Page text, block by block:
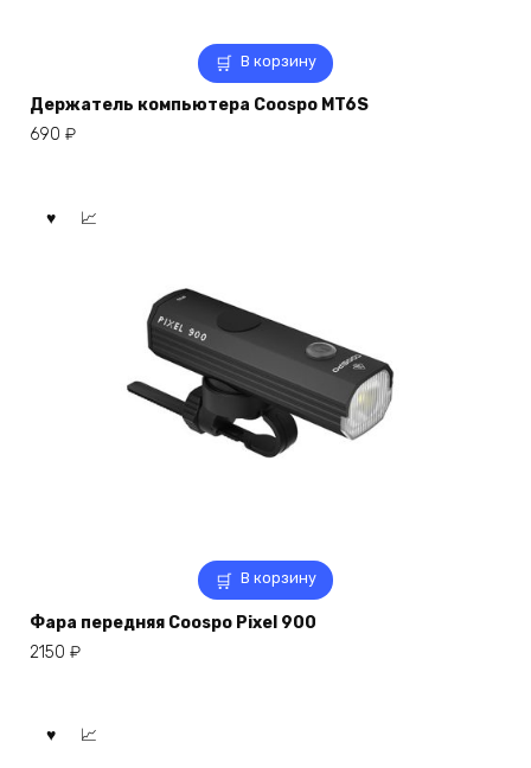
В корзину
Держатель компьютера Coospo MT6S
690 ₽
В корзину
Фара передняя Coospo Pixel 900
2150 ₽